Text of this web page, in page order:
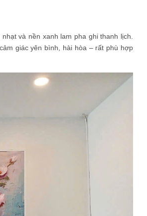
và nền xanh lam pha ghi thanh lịch.
giác yên bình, hài hòa – rất phù hợp